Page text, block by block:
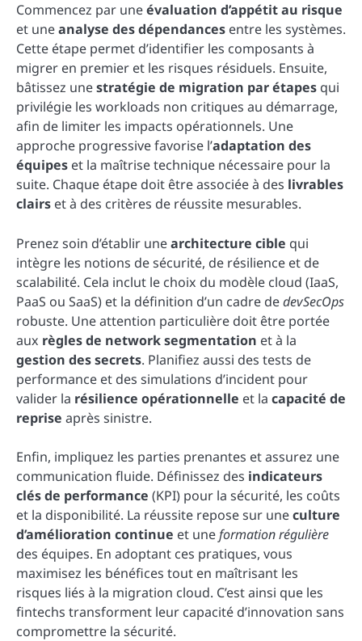
Commencez par uneévaluation d’appétit au risque
et uneanalyse des dépendances entre les systèmes.
Cette étape permet d’identifier les composants à
migrer en premier et les risques résiduels. Ensuite,
bâtissez unestratégie de migration par étapes qui
privilégie les workloads non critiques au démarrage,
afin de limiter les impacts opérationnels. Une
approche progressive favorise l’adaptation des
équipes et la maîtrise technique nécessaire pour la
suite. Chaque étape doit être associée à des livrables
clairs et à des critères de réussite mesurables.
Prenez soin d’établir unearchitecture cible qui
intègre les notions de sécurité, de résilience et de
scalabilité. Cela inclut le choix du modèle cloud (IaaS,
PaaS ou SaaS) et la définition d’un cadre dedevSecOps
robuste. Une attention particulière doit être portée
aux règles de network segmentation et à la
gestion des secrets. Planifiez aussi des tests de
performance et des simulations d’incident pour
valider la résilience opérationnelle et la capacité de
reprise après sinistre.
Enfin, impliquez les parties prenantes et assurez une
communication fluide. Définissez des indicateurs
clés de performance (KPI) pour la sécurité, les coûts
et la disponibilité. La réussite repose sur uneculture
d’amélioration continue et uneformation régulière
des équipes. En adoptant ces pratiques, vous
maximisez les bénéfices tout en maîtrisant les
risques liés à la migration cloud. C’est ainsi que les
fintechs transforment leur capacité d’innovation sans
compromettre la sécurité.